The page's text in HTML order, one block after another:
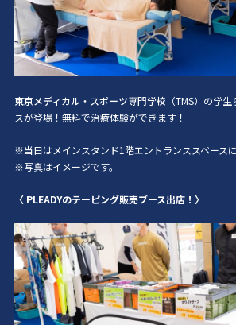
東京メディカル・スポーツ専門学校 （TMS）の学
スが登場！無料で治療体験ができます！
※当日はメインスタンド1階エントランススペース
※写真はイメージです。
〈 PLEADYのテーピング販売ブース出店！〉